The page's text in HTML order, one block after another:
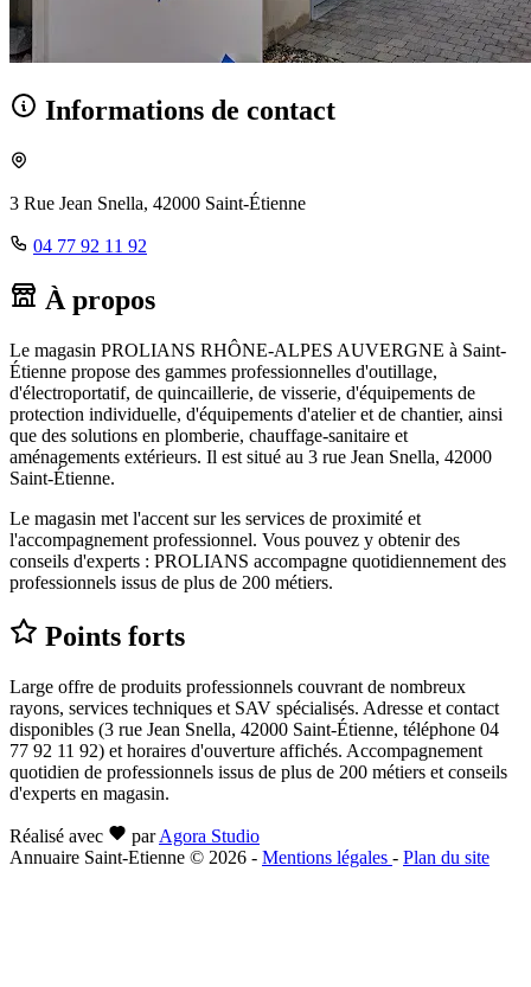
Informations de contact
3 Rue Jean Snella, 42000 Saint-Étienne
04 77 92 11 92
À propos
Le magasin PROLIANS RHÔNE-ALPES AUVERGNE à Saint-
Étienne propose des gammes professionnelles d'outillage,
d'électroportatif, de quincaillerie, de visserie, d'équipements de
protection individuelle, d'équipements d'atelier et de chantier, ainsi
que des solutions en plomberie, chauffage-sanitaire et
aménagements extérieurs. Il est situé au 3 rue Jean Snella, 42000
Saint-Étienne.
Le magasin met l'accent sur les services de proximité et
l'accompagnement professionnel. Vous pouvez y obtenir des
conseils d'experts : PROLIANS accompagne quotidiennement des
professionnels issus de plus de 200 métiers.
Points forts
Large offre de produits professionnels couvrant de nombreux
rayons, services techniques et SAV spécialisés. Adresse et contact
disponibles (3 rue Jean Snella, 42000 Saint-Étienne, téléphone 04
77 92 11 92) et horaires d'ouverture affichés. Accompagnement
quotidien de professionnels issus de plus de 200 métiers et conseils
d'experts en magasin.
Réalisé avec par Agora Studio
Annuaire Saint-Etienne © 2026 - Mentions légales - Plan du site